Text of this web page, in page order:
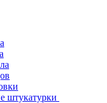
штукатурки